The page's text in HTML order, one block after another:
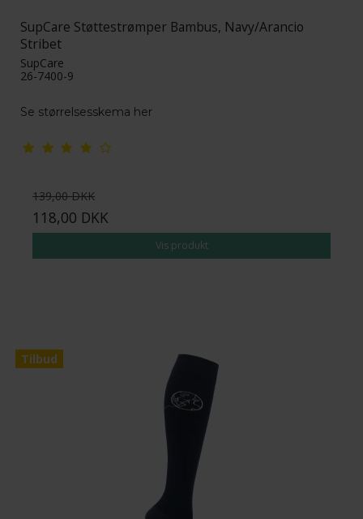
SupCare Støttestrømper Bambus, Navy/Arancio
Stribet
SupCare
26-7400-9
Se størrelsesskema her
139,00 DKK
118,00 DKK
Vis produkt
Tilbud